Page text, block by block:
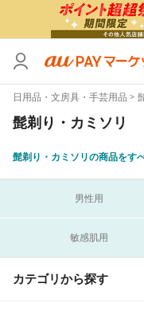
日用品・文房具・手芸用品
髭剃り・カミソリ
髭剃り・カミソリの商品をす
男性用
敏感肌用
カテゴリから探す
カテゴリ
価格
Pontaパス特典対象すべ
サンキュー配送対象